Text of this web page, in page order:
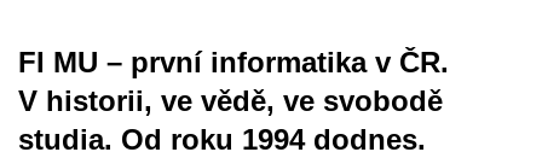
FI MU – první informatika v ČR.
V historii, ve vědě, ve svobodě
studia. Od roku 1994 dodnes.